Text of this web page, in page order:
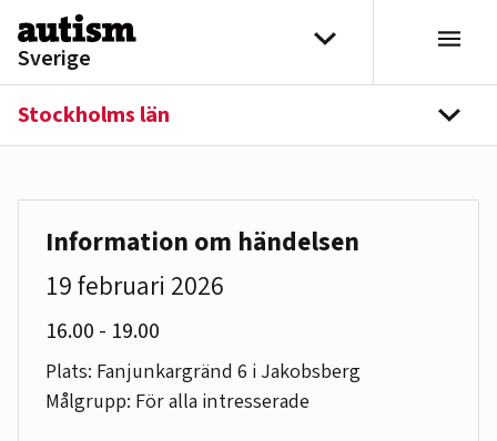
Hoppa till innehåll
Sverige
Välj distrikt
Stockholms län
Information om händelsen
19 februari 2026
16.00 till
- 19.00
Plats: Fanjunkargränd 6 i Jakobsberg
Målgrupp: För alla intresserade